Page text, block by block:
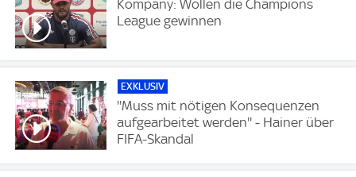
Kompany: Wollen die Champions
League gewinnen
EXKLUSIV
''Muss mit nötigen Konsequenzen
aufgearbeitet werden'' - Hainer über
FIFA-Skandal